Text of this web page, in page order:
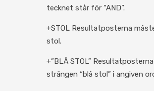
tecknet står för “AND”.
+STOL Resultatposterna
stol.
+”BLÅ STOL”
strängen “blå stol” i angiven